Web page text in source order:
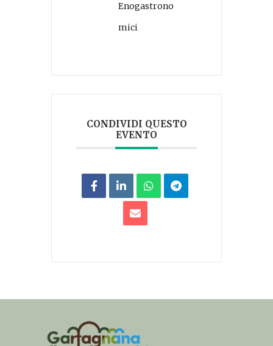
Enogastrono
mici
CONDIVIDI QUESTO
EVENTO